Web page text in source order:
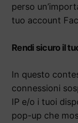
perso
tuo account
Rendi sicuro il
In questo
connessioni
IP e/o i tuoi
pop-up che